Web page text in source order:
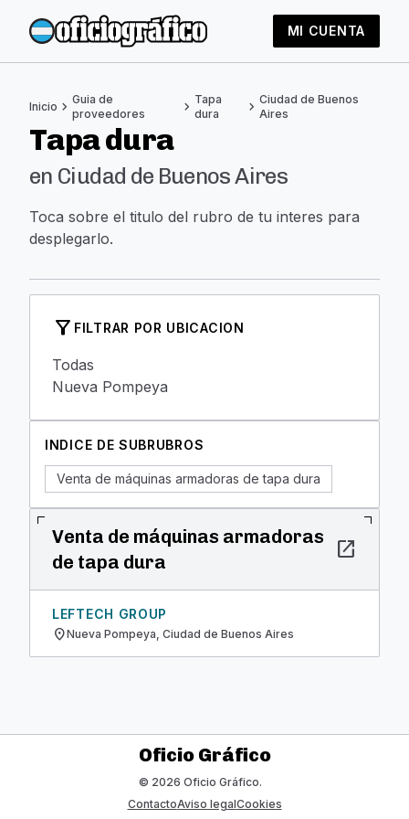
MI CUENTA
Inicio chevron_right Guia de
proveedores
chevron_right Tapa
dura
chevron_right Ciudad de Buenos
Aires
Tapa dura
en Ciudad de Buenos Aires
Toca sobre el titulo del rubro de tu interes para
desplegarlo.
filter_alt FILTRAR POR UBICACION
Todas
Nueva Pompeya
INDICE DE SUBRUBROS
Venta de máquinas armadoras de tapa dura
Venta de máquinas armadoras
de tapa dura
open_in_new
LEFTECH GROUP
location_onNueva Pompeya, Ciudad de Buenos Aires
Oficio Gráfico
© 2026 Oficio Gráfico.
ContactoAviso legalCookies